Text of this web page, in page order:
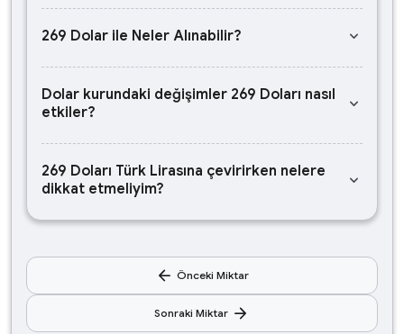
269 Dolar ile Neler Alınabilir? keyboard_arrow_down
Dolar kurundaki değişimler 269 Doları nasıl
etkiler?
keyboard_arrow_down
269 Doları Türk Lirasına çevirirken nelere
dikkat etmeliyim?
keyboard_arrow_down
arrow_back Önceki Miktar
Sonraki Miktar arrow_forward